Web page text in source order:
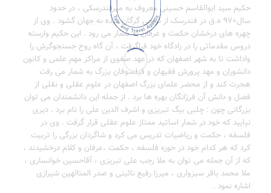
حکیم سید ابوالقاسم حسینی معروف به میرفندرسکی ، در حدود
سال۹۷۰ ه.ق در فندرسک از نواحی گرگان دیده به جهان گشود . وی از
چهره های درخشان حکمت و عرفان به شمار می رود . این حکیم وارسته
دروس مقدماتی را در زادگاه خود فراگرفت ، آن گاه روح جستجوگرش را
واداشت تا به شهر اصفهان که در عهد صفوی از مراکز مهم علمی و کانون
دانشوران و مهد پرورش فقیهان و فیلسوفان بزرگ به شمار می رفت
هجرت کند و از محضر علمای بزرگ اصفهان در علوم عقلی و نقلی از
فضل و دانش آن فرزانگان بهره ها برد . از جمله این دانشمندان می توان
بزرگانی چون : چلبی بیگ تبریزی و اشرف الدین علی را نام برد . دیری
نپایید که خود در شمار اساتید ممتاز علوم عقلی قرار گرفت . وی در
فلسفه ، حکمت و ریاضیات تدریس می کرد و شاگردان بزرگی را تربیت
کرد که هر کدام خود در حوزه فلسفه ، حکمت ،عرفان و کلام درخشیدند ،
که از آن جمله می توان به ملا رجب علی تبریزی ، آقاحسین خوانساری ،
ملا محمد باقر سبزواری ، میرزا رفیع نائینی و صدر المتالهین شیرازی
اشاره نمود .